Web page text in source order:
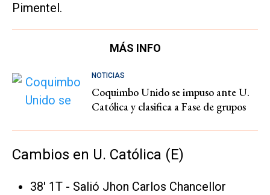
Pimentel.
MÁS INFO
NOTICIAS
Coquimbo Unido se impuso ante U.
Católica y clasifica a Fase de grupos
Cambios en U. Católica (E)
38' 1T - Salió Jhon Carlos Chancellor